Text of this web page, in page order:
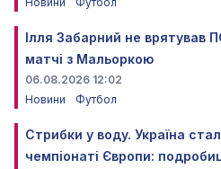
Ілля Забарний не врятував
матчі з Мальоркою
06.08.2026 12:02
Новини
Футбол
Стрибки у воду. Україна
чемпіонаті Європи: